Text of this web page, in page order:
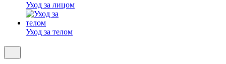
Уход за лицом
Уход за телом